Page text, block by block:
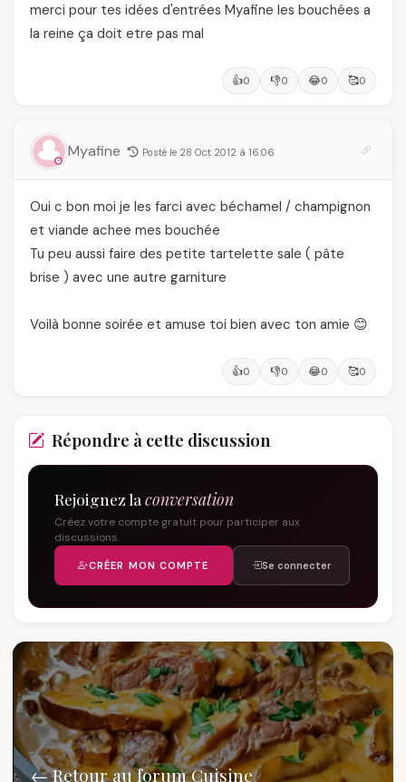
merci pour tes idées d'entrées Myafine les bouchées a
la reine ça doit etre pas mal
👍0 👎0 😂0 🥰0
Myafine Posté le 28 Oct 2012 à 16:06
Oui c bon moi je les farci avec béchamel / champignon
et viande achee mes bouchée
Tu peu aussi faire des petite tartelette sale ( pâte
brise ) avec une autre garniture
Voilà bonne soirée et amuse toi bien avec ton amie 😊
👍0 👎0 😂0 🥰0
Répondre à cette discussion
Rejoignez la conversation
Créez votre compte gratuit pour participer aux
discussions.
CRÉER MON COMPTE Se connecter
← Retour au forum Cuisine